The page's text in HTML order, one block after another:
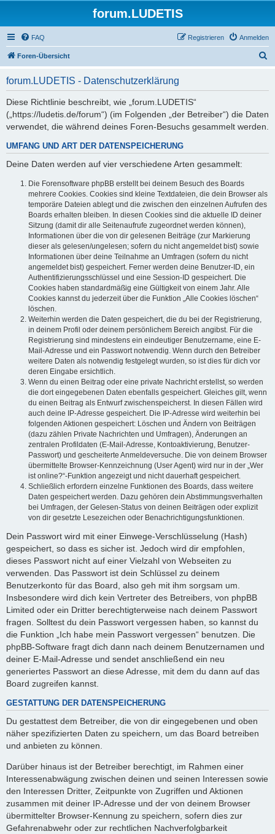
forum.LUDETIS
FAQ Anmelden
Registrieren
Foren-Übersicht
forum.LUDETIS - Datenschutzerklärung
Diese Richtlinie beschreibt, wie „forum.LUDETIS“
(„https://ludetis.de/forum“) (im Folgenden „der Betreiber“) die Daten
verwendet, die während deines Foren-Besuchs gesammelt werden.
UMFANG UND ART DER DATENSPEICHERUNG
Deine Daten werden auf vier verschiedene Arten gesammelt:
Die Forensoftware phpBB erstellt bei deinem Besuch des Boards
mehrere Cookies. Cookies sind kleine Textdateien, die dein Browser als
temporäre Dateien ablegt und die zwischen den einzelnen Aufrufen des
Boards erhalten bleiben. In diesen Cookies sind die aktuelle ID deiner
Sitzung (damit dir alle Seitenaufrufe zugeordnet werden können),
Informationen über die von dir gelesenen Beiträge (zur Markierung
dieser als gelesen/ungelesen; sofern du nicht angemeldet bist) sowie
Informationen über deine Teilnahme an Umfragen (sofern du nicht
angemeldet bist) gespeichert. Ferner werden deine Benutzer-ID, ein
Authentifizierungsschlüssel und eine Session-ID gespeichert. Die
Cookies haben standardmäßig eine Gültigkeit von einem Jahr. Alle
Cookies kannst du jederzeit über die Funktion „Alle Cookies löschen“
löschen.
Weiterhin werden die Daten gespeichert, die du bei der Registrierung,
in deinem Profil oder deinem persönlichem Bereich angibst. Für die
Registrierung sind mindestens ein eindeutiger Benutzername, eine E-
Mail-Adresse und ein Passwort notwendig. Wenn durch den Betreiber
weitere Daten als notwendig festgelegt wurden, so ist dies für dich vor
deren Eingabe ersichtlich.
Wenn du einen Beitrag oder eine private Nachricht erstellst, so werden
die dort eingegebenen Daten ebenfalls gespeichert. Gleiches gilt, wenn
du einen Beitrag als Entwurf zwischenspeicherst. In diesen Fällen wird
auch deine IP-Adresse gespeichert. Die IP-Adresse wird weiterhin bei
folgenden Aktionen gespeichert: Löschen und Ändern von Beiträgen
(dazu zählen Private Nachrichten und Umfragen), Änderungen an
zentralen Profildaten (E-Mail-Adresse, Kontoaktivierung, Benutzer-
Passwort) und gescheiterte Anmeldeversuche. Die von deinem Browser
übermittelte Browser-Kennzeichnung (User Agent) wird nur in der „Wer
ist online?“-Funktion angezeigt und nicht dauerhaft gespeichert.
Schließlich erfordern einzelne Funktionen des Boards, dass weitere
Daten gespeichert werden. Dazu gehören dein Abstimmungsverhalten
bei Umfragen, der Gelesen-Status von deinen Beiträgen oder explizit
von dir gesetzte Lesezeichen oder Benachrichtigungsfunktionen.
Dein Passwort wird mit einer Einwege-Verschlüsselung (Hash)
gespeichert, so dass es sicher ist. Jedoch wird dir empfohlen,
dieses Passwort nicht auf einer Vielzahl von Webseiten zu
verwenden. Das Passwort ist dein Schlüssel zu deinem
Benutzerkonto für das Board, also geh mit ihm sorgsam um.
Insbesondere wird dich kein Vertreter des Betreibers, von phpBB
Limited oder ein Dritter berechtigterweise nach deinem Passwort
fragen. Solltest du dein Passwort vergessen haben, so kannst du
die Funktion „Ich habe mein Passwort vergessen“ benutzen. Die
phpBB-Software fragt dich dann nach deinem Benutzernamen und
deiner E-Mail-Adresse und sendet anschließend ein neu
generiertes Passwort an diese Adresse, mit dem du dann auf das
Board zugreifen kannst.
GESTATTUNG DER DATENSPEICHERUNG
Du gestattest dem Betreiber, die von dir eingegebenen und oben
näher spezifizierten Daten zu speichern, um das Board betreiben
und anbieten zu können.
Darüber hinaus ist der Betreiber berechtigt, im Rahmen einer
Interessenabwägung zwischen deinen und seinen Interessen sowie
den Interessen Dritter, Zeitpunkte von Zugriffen und Aktionen
zusammen mit deiner IP-Adresse und der von deinem Browser
übermittelter Browser-Kennung zu speichern, sofern dies zur
Gefahrenabwehr oder zur rechtlichen Nachverfolgbarkeit